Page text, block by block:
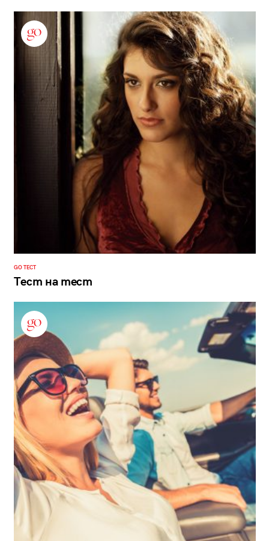
GO ТЕСТ
Тест на тест